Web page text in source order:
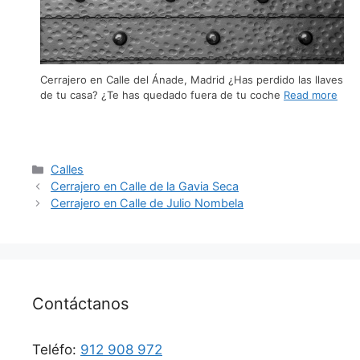
Cerrajero en Calle del Ánade, Madrid ¿Has perdido las llaves
de tu casa? ¿Te has quedado fuera de tu coche Read more
Calles
Cerrajero en Calle de la Gavia Seca
Cerrajero en Calle de Julio Nombela
Contáctanos
Teléfo: 912 908 972